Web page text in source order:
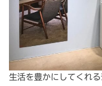
生活を豊かにしてくれ